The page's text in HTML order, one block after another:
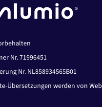
Nr. 71996451
Nr. NL858934565B01
Übersetzungen werden von